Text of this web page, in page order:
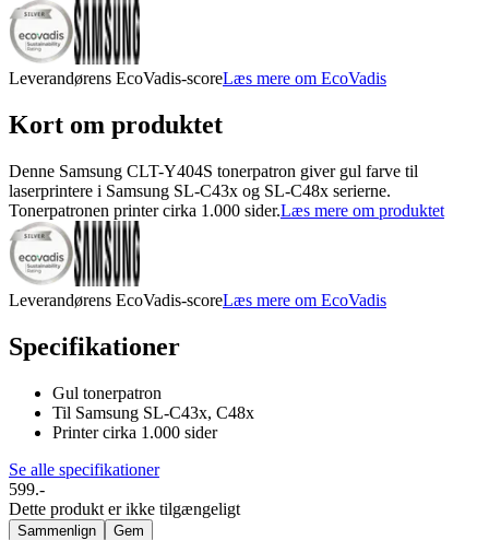
Leverandørens EcoVadis-scoreLæs mere om EcoVadis
Kort om produktet
Denne Samsung CLT-Y404S tonerpatron giver gul farve til
laserprintere i Samsung SL-C43x og SL-C48x serierne.
Tonerpatronen printer cirka 1.000 sider.Læs mere om produktet
Leverandørens EcoVadis-scoreLæs mere om EcoVadis
Specifikationer
Gul tonerpatron
Til Samsung SL-C43x, C48x
Printer cirka 1.000 sider
Se alle specifikationer
599.-
Dette produkt er ikke tilgængeligt
Sammenlign Gem